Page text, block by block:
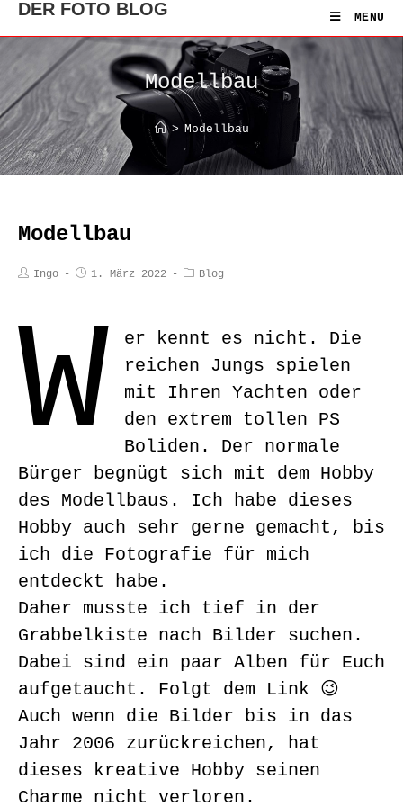
DER FOTO BLOG MENU
Modellbau
> Modellbau
Modellbau
Ingo 1. März 2022 Blog
W
er kennt es nicht. Die
reichen Jungs spielen
mit Ihren Yachten oder
den extrem tollen PS
Boliden. Der normale
Bürger begnügt sich mit dem Hobby
des Modellbaus. Ich habe dieses
Hobby auch sehr gerne gemacht, bis
ich die Fotografie für mich
entdeckt habe.
Daher musste ich tief in der
Grabbelkiste nach Bilder suchen.
Dabei sind ein paar Alben für Euch
aufgetaucht. Folgt dem Link 😉
Auch wenn die Bilder bis in das
Jahr 2006 zurückreichen, hat
dieses kreative Hobby seinen
Charme nicht verloren.